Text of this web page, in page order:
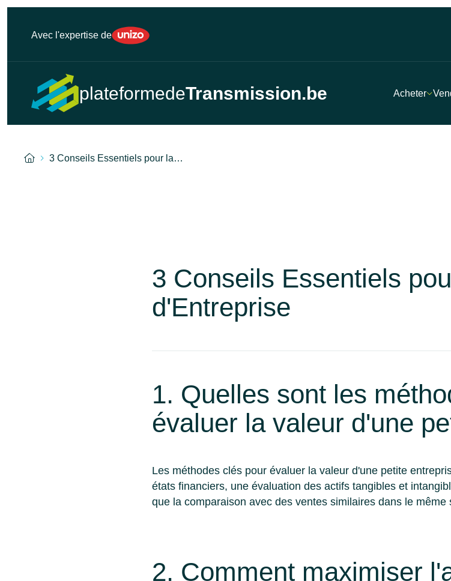
Avec l'expertise deUnizo
plateformedeTransmission.be Acheter
Accueil3 Conseils Essentiels pour la…
3 Conseils Essentiels
d'Entreprise
1. Quelles sont les
évaluer la valeur d'une
Les méthodes clés pour évaluer la valeur d'une petite
états financiers, une évaluation des actifs tangibles et
que la comparaison avec des ventes similaires dans le même
2. Comment maximiser